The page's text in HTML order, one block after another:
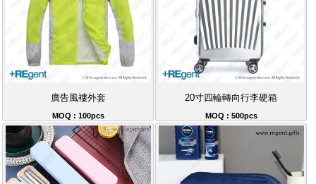
廣告風褸外套
MOQ : 100pcs
20寸四輪轉向行李硬箱
MOQ : 500pcs